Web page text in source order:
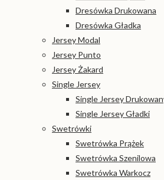
Dresówka Drukowana
Dresówka Gładka
Jersey Modal
Jersey Punto
Jersey Żakard
Single Jersey
Single Jersey
Single Jersey Gładki
Swetrówki
Swetrówka Prążek
Swetrówka Szenilowa
Swetrówka Warkocz